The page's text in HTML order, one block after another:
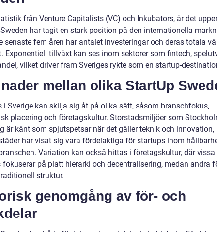
från Venture Capitalists (VC) och Inkubators, är det
har tagit en stark position på den internationella
senaste fem åren har antalet investeringar och deras totala
Exponentiell tillväxt kan ses inom sektorer som fintech,
vilket driver fram Sveriges rykte som en startup-
mellan olika StartUp
i Sverige kan skilja sig åt på olika sätt, såsom branschfokus,
placering och företagskultur. Storstadsmiljöer som
är känt som spjutspetsar när det gäller teknik och innovation,
har visat sig vara fördelaktiga för startups inom
Variation kan också hittas i företagskultur, där vissa
fokuserar på platt hierarki och decentralisering, medan andra
struktur.
genomgång av för- och